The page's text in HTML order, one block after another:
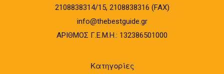
2108838314/15, 2108838316 (FAX)
info@thebestguide.gr
ΑΡΙΘΜΟΣ Γ.Ε.Μ.Η.: 132386501000
Κατηγορίες